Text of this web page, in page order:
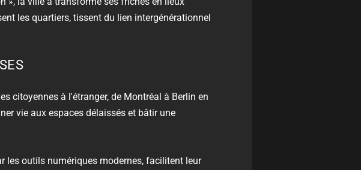
les quartiers, tissent du lien intergénérationnel
citoyennes à l'étranger, de Montréal à Berlin en
vie aux espaces délaissés et bâtir une
les outils numériques modernes, facilitent leur